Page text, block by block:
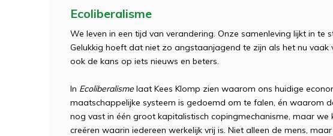
Ecoliberalisme
We leven in een tijd van verandering. Onze samenleving lijkt in te
Gelukkig hoeft dat niet zo angstaanjagend te zijn als het nu vaak
ook de kans op iets nieuws en beters.
In Ecoliberalisme laat Kees Klomp zien waarom ons huidige
maatschappelijke systeem is gedoemd om te falen, én waarom
nog vast in één groot kapitalistisch copingmechanisme, maar we
creëren waarin iedereen werkelijk vrij is. Niet alleen de mens,